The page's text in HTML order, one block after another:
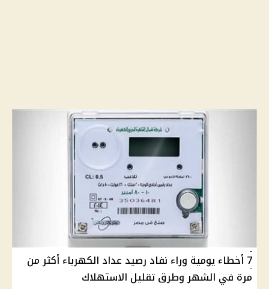
7 أخطاء يومية وراء نفاد رصيد عداد الكهرباء أكثر من
مرة في الشهر وطرق تقليل الاستهلاك